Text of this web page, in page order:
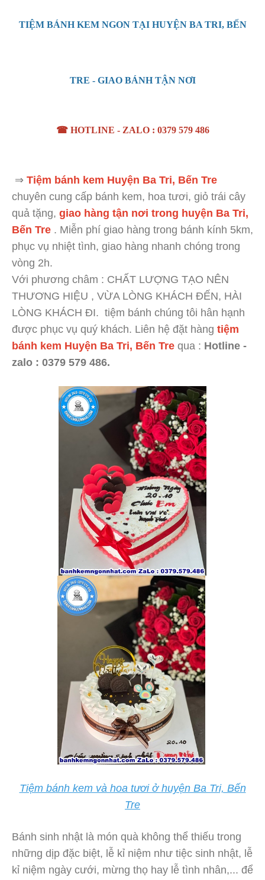
TIỆM BÁNH KEM NGON TẠI HUYỆN BA TRI, BẾN
TRE - GIAO BÁNH TẬN NƠI
☎ HOTLINE - ZALO : 0379 579 486
⇒ Tiệm bánh kem Huyện Ba Tri, Bến Tre
chuyên cung cấp bánh kem, hoa tươi, giỏ trái cây
quả tặng, giao hàng tận nơi trong huyện Ba Tri,
Bến Tre . Miễn phí giao hàng trong bánh kính 5km,
phục vụ nhiệt tình, giao hàng nhanh chóng trong
vòng 2h.
Với phương châm : CHẤT LƯỢNG TẠO NÊN
THƯƠNG HIỆU , VỪA LÒNG KHÁCH ĐẾN, HÀI
LÒNG KHÁCH ĐI. tiệm bánh chúng tôi hân hạnh
được phục vụ quý khách. Liên hệ đặt hàng tiệm
bánh kem Huyện Ba Tri, Bến Tre qua : Hotline -
zalo : 0379 579 486.
Tiệm bánh kem và hoa tươi ở huyện Ba Tri, Bến
Tre
Bánh sinh nhật là món quà không thể thiếu trong
những dịp đặc biệt, lễ kỉ niệm như tiệc sinh nhật, lễ
kỉ niệm ngày cưới, mừng thọ hay lễ tình nhân,... để